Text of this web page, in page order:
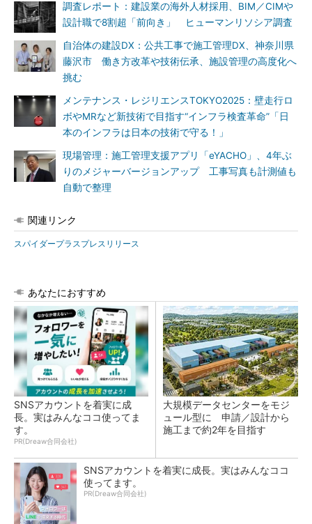
調査レポート：建設業の海外人材採用、BIM／CIMや
設計職で8割超「前向き」 ヒューマンリソシア調査
自治体の建設DX：公共工事で施工管理DX、神奈川県
藤沢市 働き方改革や技術伝承、施設管理の高度化へ
挑む
メンテナンス・レジリエンスTOKYO2025：壁走行ロ
ボやMRなど新技術で目指す“インフラ検査革命”「日
本のインフラは日本の技術で守る！」
現場管理：施工管理支援アプリ「eYACHO」、4年ぶ
りのメジャーバージョンアップ 工事写真も計測値も
自動で整理
関連リンク
スパイダープラスプレスリリース
あなたにおすすめ
SNSアカウントを着実に成
長。実はみんなココ使ってま
す。
PR(Dreaw合同会社)
大規模データセンターをモジ
ュール型に 申請／設計から
施工まで約2年を目指す
SNSアカウントを着実に成長。実はみんなココ
使ってます。
PR(Dreaw合同会社)